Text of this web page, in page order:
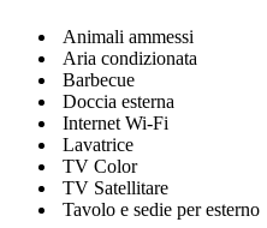
Animali ammessi
Aria condizionata
Barbecue
Doccia esterna
Internet Wi-Fi
Lavatrice
TV Color
TV Satellitare
Tavolo e sedie per esterno